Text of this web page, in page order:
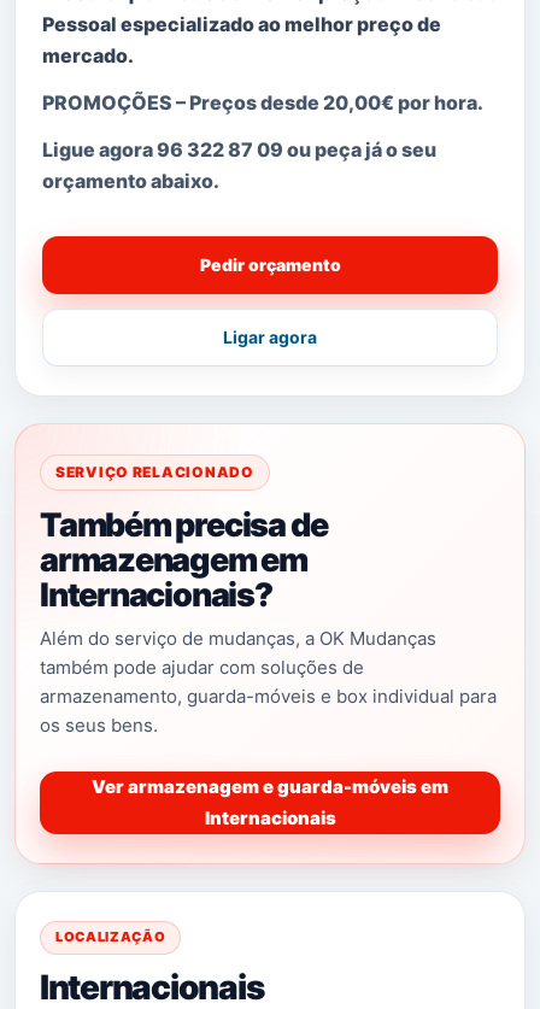
Pessoal especializado ao melhor preço de
mercado.
PROMOÇÕES – Preços desde 20,00€ por hora.
Ligue agora96 322 87 09 ou peça já o seu
orçamento abaixo.
Pedir orçamento
Ligar agora
SERVIÇO RELACIONADO
Também precisa de
armazenagem em
Internacionais?
Além do serviço de mudanças, a OK Mudanças
também pode ajudar com soluções de
armazenamento, guarda-móveis e box individual para
os seus bens.
Ver armazenagem e guarda-móveis em
Internacionais
LOCALIZAÇÃO
Internacionais